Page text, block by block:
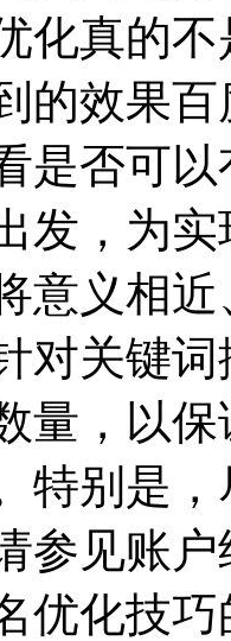
化真的
的效果
是否可
发，为
意义相
对关键
量，以
特别是
参见账
优化技